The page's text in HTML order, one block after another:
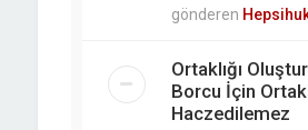
gönderen
Ortaklığı
Borcu İçin
Haczedilemez